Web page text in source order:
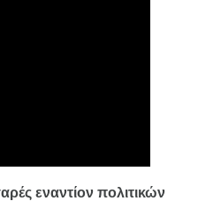
εναντίον πολιτικών